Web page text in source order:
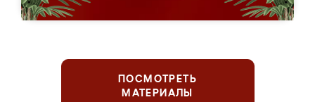
ПОСМОТРЕТЬ
МАТЕРИАЛЫ